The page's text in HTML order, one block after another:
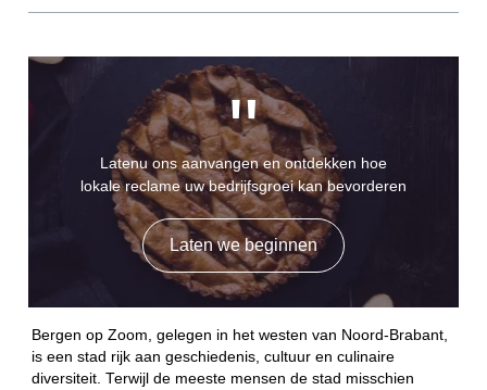
Bergen op Zoom, gelegen in het westen van Noord-Brabant,
is een stad rijk aan geschiedenis, cultuur en culinaire
diversiteit. Terwijl de meeste mensen de stad misschien
"
Latenu ons aanvangen en ontdekken hoe
lokale reclame uw bedrijfsgroei kan bevorderen
Laten we beginnen